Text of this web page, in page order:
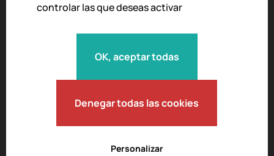
controlar las que deseas activar
OK, aceptar todas
Denegar todas las cookies
Personalizar
Accesibilidad
El aviso legal
Política de privacidad
Condiciones generales de venta
Carta de moderación